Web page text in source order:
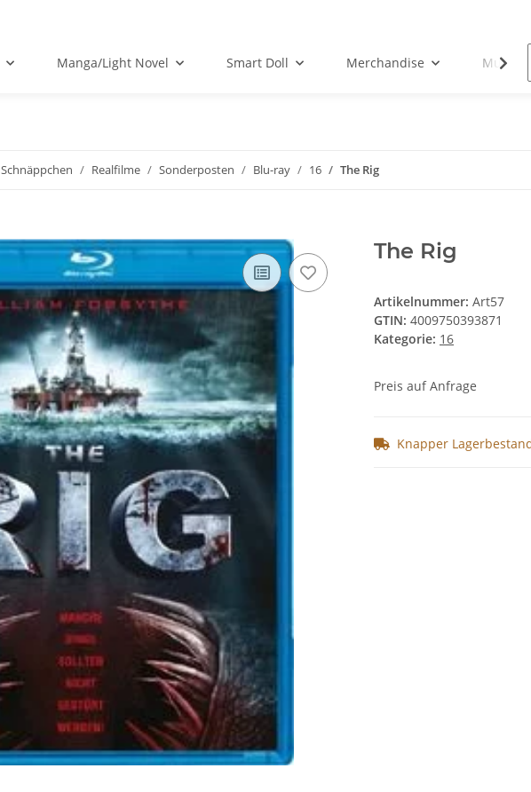
Manga/Light Novel Smart Doll Merchandise Musik-CD
Schnäppchen Realfilme Sonderposten Blu-ray 16 The Rig
The Rig
Artikelnummer: Art57
GTIN: 4009750393871
Kategorie: 16
Preis auf Anfrage
Knapper